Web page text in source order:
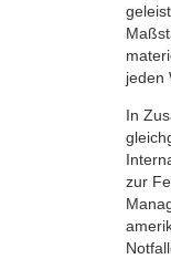
jeden
In
zur